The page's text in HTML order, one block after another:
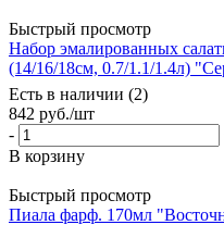
Быстрый просмотр
Набор эмалированных
(14/16/18см, 0.7/1.1/1.4л)
Есть в наличии (2)
842 руб./шт
-
В корзину
Быстрый просмотр
Пиала фарф. 170мл